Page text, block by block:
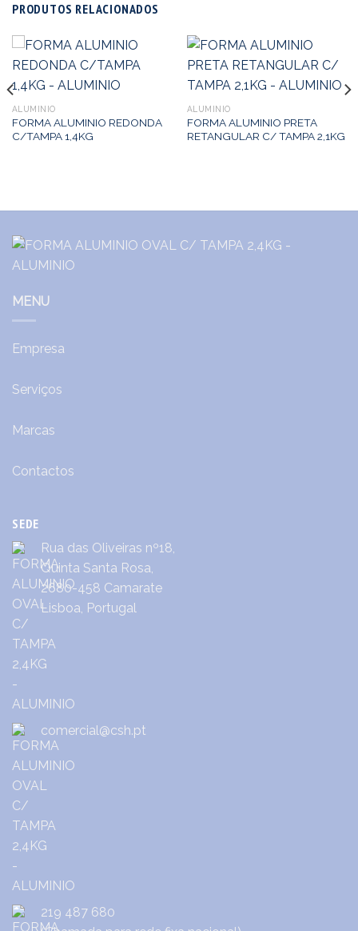
PRODUTOS RELACIONADOS
ALUMINIO
FORMA ALUMINIO REDONDA
C/TAMPA 1,4KG
ALUMINIO
FORMA ALUMINIO PRETA
RETANGULAR C/ TAMPA 2,1KG
MENU
Empresa
Serviços
Marcas
Contactos
SEDE
Rua das Oliveiras nº18,
Quinta Santa Rosa,
2680-458 Camarate
Lisboa, Portugal
comercial@csh.pt
219 487 680